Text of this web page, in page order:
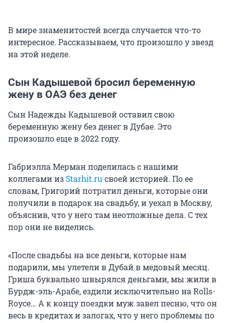
В мире знаменитостей всегда случается что-то
интересное. Рассказываем, что произошло у звезд
на этой неделе.
Сын Кадышевой бросил беременную
жену в ОАЭ без денег
Сын Надежды Кадышевой оставил свою
беременную жену без денег в Дубае. Это
произошло еще в 2022 году.
Габриэлла Мерман поделилась с нашими
коллегами из Starhit.ru своей историей. По ее
словам, Григорий потратил деньги, которые они
получили в подарок на свадьбу, и уехал в Москву,
объяснив, что у него там неотложные дела. С тех
пор они не виделись.
«После свадьбы на все деньги, которые нам
подарили, мы улетели в Дубай в медовый месяц.
Гриша буквально швырялся деньгами, мы жили в
Бурдж-эль-Арабе, ездили исключительно на Rolls-
Royce… А к концу поездки муж завел песню, что он
весь в кредитах и залогах, что у него проблемы по